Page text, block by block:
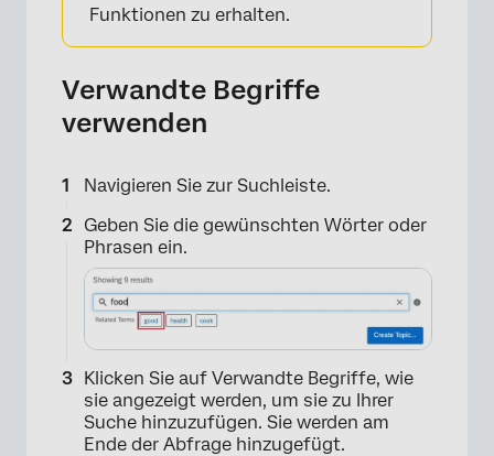
Funktionen zu erhalten.
Verwandte Begriffe
verwenden
Navigieren Sie zur Suchleiste.
Geben Sie die gewünschten Wörter oder
Phrasen ein.
Klicken Sie auf Verwandte Begriffe, wie
sie angezeigt werden, um sie zu Ihrer
Suche hinzuzufügen. Sie werden am
Ende der Abfrage hinzugefügt.